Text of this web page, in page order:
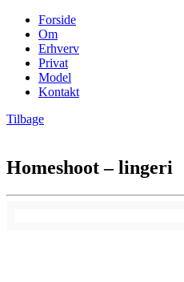
Forside
Om
Erhverv
Privat
Model
Kontakt
Tilbage
Homeshoot – lingeri